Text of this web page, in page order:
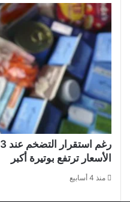
الأسعار ترتفع بوتيرة أكبر
منذ 4 أسابيع